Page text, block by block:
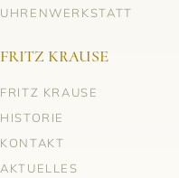
UHRENWERKSTATT
FRITZ KRAUSE
FRITZ KRAUSE
HISTORIE
KONTAKT
AKTUELLES